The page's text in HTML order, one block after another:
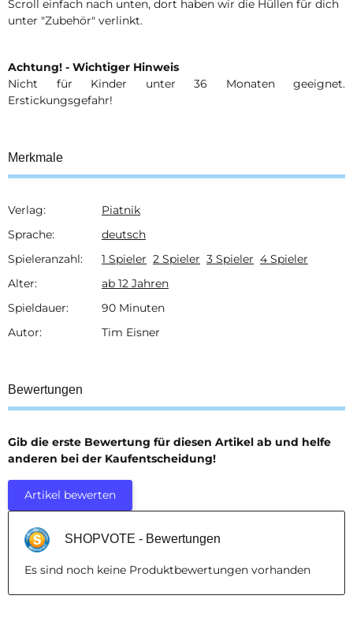
Scroll einfach nach unten, dort haben wir die Hüllen für dich
unter "Zubehör" verlinkt.
Achtung! - Wichtiger Hinweis
Nicht für Kinder unter 36 Monaten geeignet.
Erstickungsgefahr!
Merkmale
Produkteigenschaft
Wert
Verlag:
Piatnik
Sprache:
deutsch
Spieleranzahl:
1 Spieler 2 Spieler 3 Spieler 4 Spieler
Alter:
ab 12 Jahren
Spieldauer:
90 Minuten
Autor:
Tim Eisner
Bewertungen
Gib die erste Bewertung für diesen Artikel ab und helfe
anderen bei der Kaufentscheidung!
Artikel bewerten
SHOPVOTE - Bewertungen
Es sind noch keine Produktbewertungen vorhanden